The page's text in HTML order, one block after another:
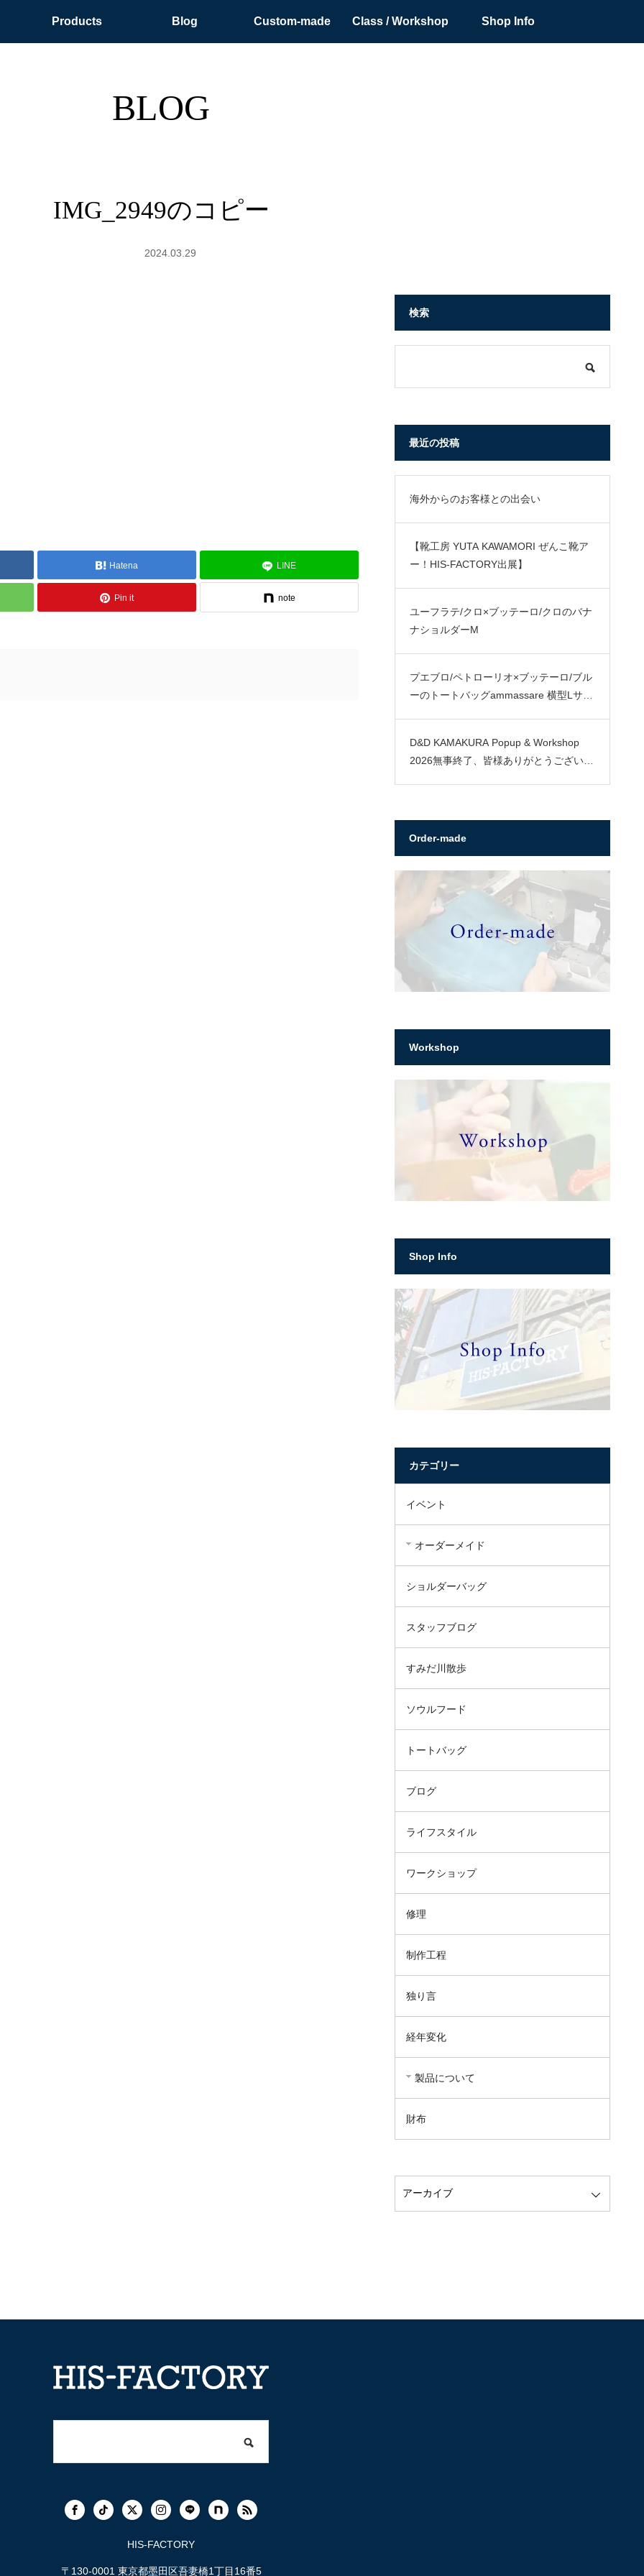
Products Blog Custom-made Class / Workshop Shop Info
BLOG
IMG_2949のコピー
2024.03.29
Hatena LINE
Pin it note
検索
最近の投稿
海外からのお客様との出会い
【靴工房 YUTA KAWAMORI ぜんこ靴ア
ー！HIS-FACTORY出展】
ユーフラテ/クロ×ブッテーロ/クロのバナ
ナショルダーM
プエブロ/ペトローリオ×ブッテーロ/ブル
ーのトートバッグammassare 横型Lサイ
D&D KAMAKURA Popup & Workshop
2026無事終了、皆様ありがとうございま
Order-made
Workshop
Shop Info
カテゴリー
イベント
オーダーメイド
ショルダーバッグ
スタッフブログ
すみだ川散歩
ソウルフード
トートバッグ
ブログ
ライフスタイル
ワークショップ
修理
制作工程
独り言
経年変化
製品について
財布
HIS-FACTORY
〒130-0001 東京都墨田区吾妻橋1丁目16番5